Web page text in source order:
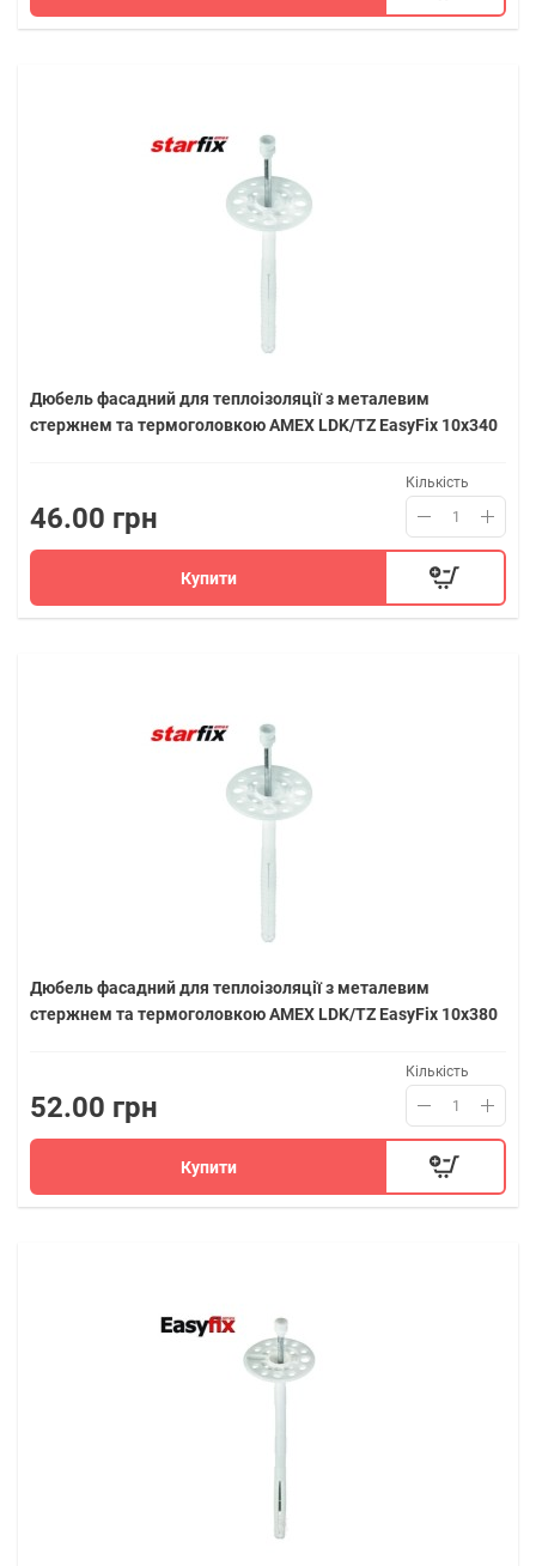
Дюбель фасадний для теплоізоляції з металевим
стержнем та термоголовкою AMEX LDK/TZ EasyFix 10х340
46.00 грн
Кількість
Купити
Дюбель фасадний для теплоізоляції з металевим
стержнем та термоголовкою AMEX LDK/TZ EasyFix 10х380
52.00 грн
Кількість
Купити